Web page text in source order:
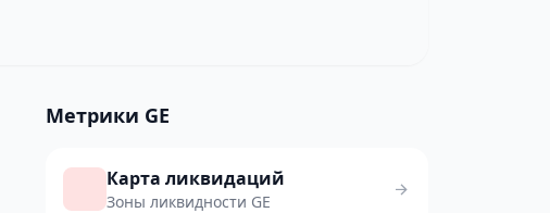
Метрики GE
Карта ликвидаций
Зоны ликвидности GE